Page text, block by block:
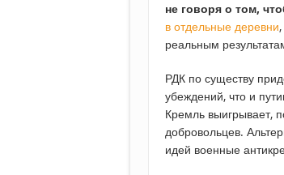
не говоря о том,
в отдельные деревни
реальным
РДК по существу
убеждений, что и
Кремль выигрывает,
добровольцев.
идей военные